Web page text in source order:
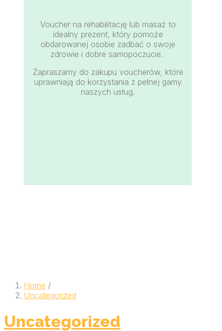
Voucher na rehabilitację lub masaż to
idealny prezent, który pomoże
obdarowanej osobie zadbać o swoje
zdrowie i dobre samopoczucie.
Zapraszamy do zakupu voucherów, które
uprawniają do korzystania z pełnej gamy
naszych usług.
Home /
Uncategorized
Uncategorized